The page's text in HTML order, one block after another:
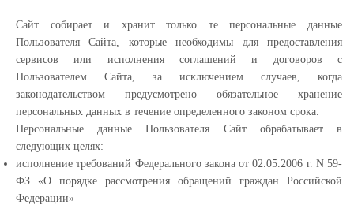
Сайт собирает и хранит только те персональные данные
Пользователя Сайта, которые необходимы для предоставления
сервисов или исполнения соглашений и договоров с
Пользователем Сайта, за исключением случаев, когда
законодательством предусмотрено обязательное хранение
персональных данных в течение определенного законом срока.
Персональные данные Пользователя Сайт обрабатывает в
следующих целях:
исполнение требований Федерального закона от 02.05.2006 г. N 59-
ФЗ «О порядке рассмотрения обращений граждан Российской
Федерации»